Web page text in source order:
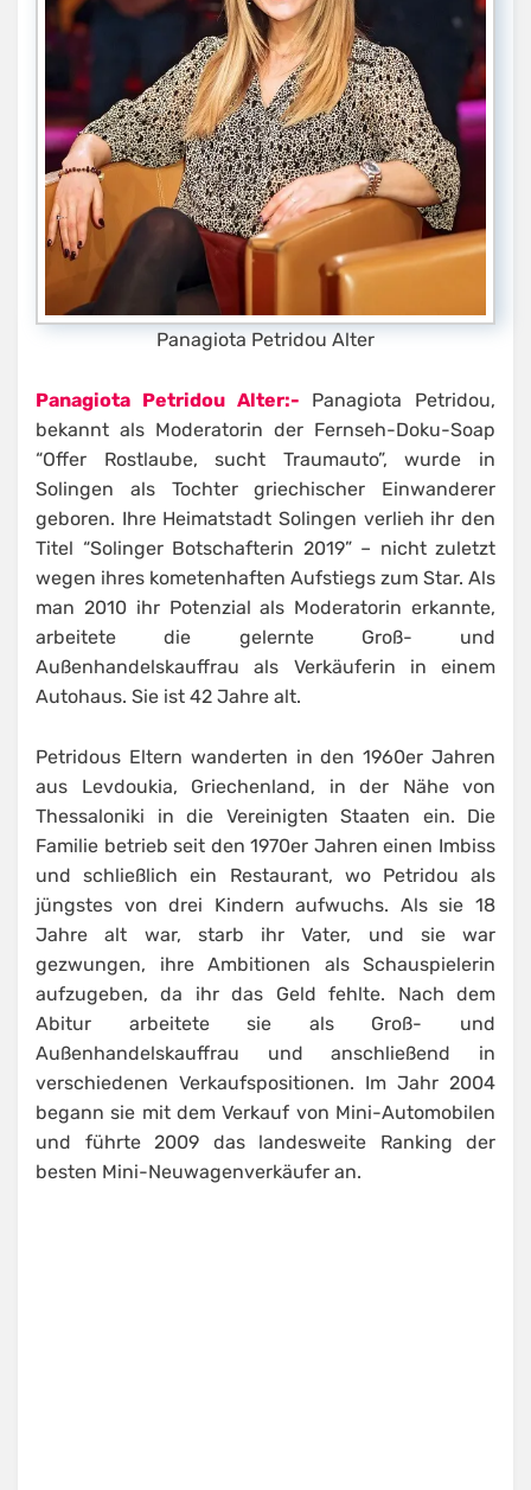
Panagiota Petridou Alter
Panagiota Petridou Alter:- Panagiota Petridou,
bekannt als Moderatorin der Fernseh-Doku-Soap
“Offer Rostlaube, sucht Traumauto”, wurde in
Solingen als Tochter griechischer Einwanderer
geboren. Ihre Heimatstadt Solingen verlieh ihr den
Titel “Solinger Botschafterin 2019” – nicht zuletzt
wegen ihres kometenhaften Aufstiegs zum Star. Als
man 2010 ihr Potenzial als Moderatorin erkannte,
arbeitete die gelernte Groß- und
Außenhandelskauffrau als Verkäuferin in einem
Autohaus. Sie ist 42 Jahre alt.
Petridous Eltern wanderten in den 1960er Jahren
aus Levdoukia, Griechenland, in der Nähe von
Thessaloniki in die Vereinigten Staaten ein. Die
Familie betrieb seit den 1970er Jahren einen Imbiss
und schließlich ein Restaurant, wo Petridou als
jüngstes von drei Kindern aufwuchs. Als sie 18
Jahre alt war, starb ihr Vater, und sie war
gezwungen, ihre Ambitionen als Schauspielerin
aufzugeben, da ihr das Geld fehlte. Nach dem
Abitur arbeitete sie als Groß- und
Außenhandelskauffrau und anschließend in
verschiedenen Verkaufspositionen. Im Jahr 2004
begann sie mit dem Verkauf von Mini-Automobilen
und führte 2009 das landesweite Ranking der
besten Mini-Neuwagenverkäufer an.